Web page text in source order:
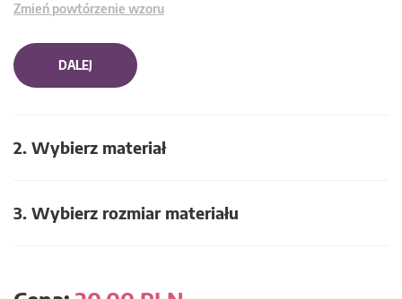
Zmień powtórzenie wzoru
DALEJ
2. Wybierz materiał
3. Wybierz rozmiar materiału